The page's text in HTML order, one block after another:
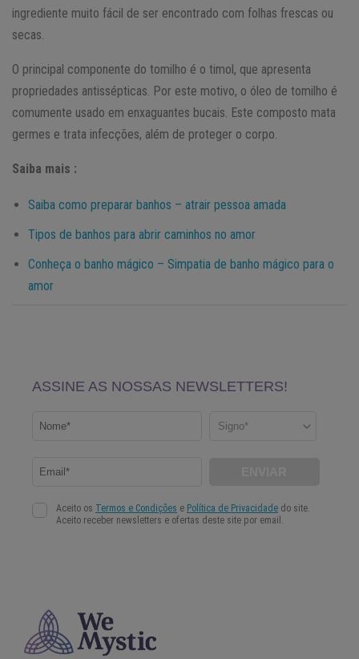
ingrediente muito fácil de ser encontrado com folhas frescas ou
secas.
O principal componente do tomilho é o timol, que apresenta
propriedades antissépticas. Por este motivo, o óleo de tomilho é
comumente usado em enxaguantes bucais. Este composto mata
germes e trata infecções, além de proteger o corpo.
Saiba mais :
Saiba como preparar banhos – atrair pessoa amada
Tipos de banhos para abrir caminhos no amor
Conheça o banho mágico – Simpatia de banho mágico para o
amor